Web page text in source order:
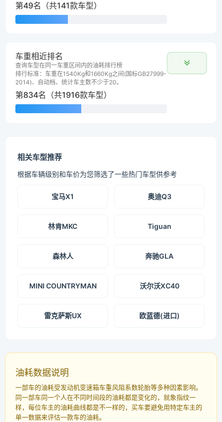
第49名（共141款车型）
车重相近排名
查询车型在同一车重区间内的油耗排行榜
排行标准：车重在1540Kg和1660Kg之间(国标GB27999-
2014)、自动档、统计车主数不少于20。
第834名（共1916款车型）
相关车型推荐
根据车辆级别和车价为您筛选了一些热门车型供参考
宝马X1 奥迪Q3
林肯MKC Tiguan
森林人 奔驰GLA
MINI COUNTRYMAN 沃尔沃XC40
雷克萨斯UX 欧蓝德(进口)
油耗数据说明
一部车的油耗受发动机变速箱车重风阻系数轮胎等多种因素影响。
同一部车同一个人在不同时间段的油耗都是变化的，就象指纹一
样，每位车主的油耗曲线都是不一样的，买车要避免用特定车主的
单一数据来评估一款车的油耗。